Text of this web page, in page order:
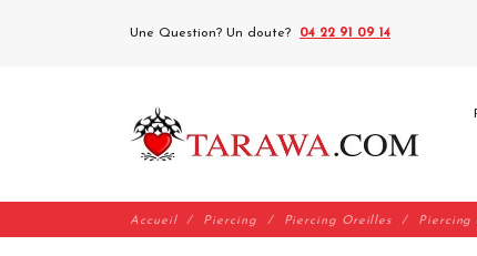
Une Question? Un doute? 04 22 91 09 14
Accueil Piercing Piercing Oreilles Piercing